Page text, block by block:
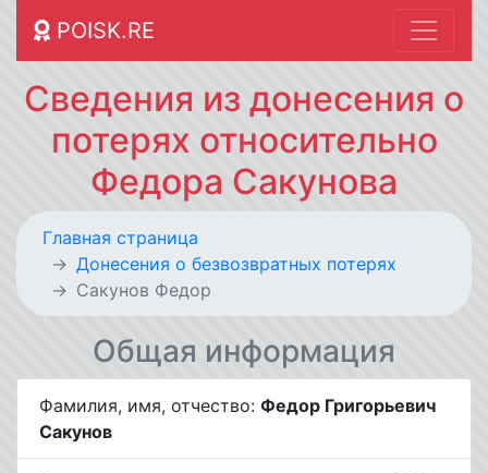
POISK.RE
Сведения из донесения о
потерях относительно
Федора Сакунова
Главная страница
Донесения о безвозвратных потерях
Сакунов Федор
Общая информация
Фамилия, имя, отчество: Федор Григорьевич
Сакунов